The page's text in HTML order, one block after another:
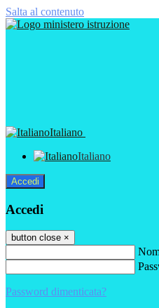
Salta al contenuto
Italiano
Italiano
Accedi
Accedi
button close ×
Password dimenticata?